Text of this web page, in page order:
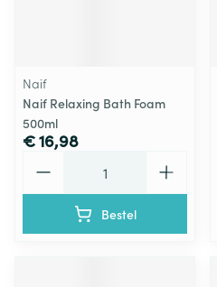
Naif
Naif Relaxing Bath Foam
500ml
€ 16,98
Bestel